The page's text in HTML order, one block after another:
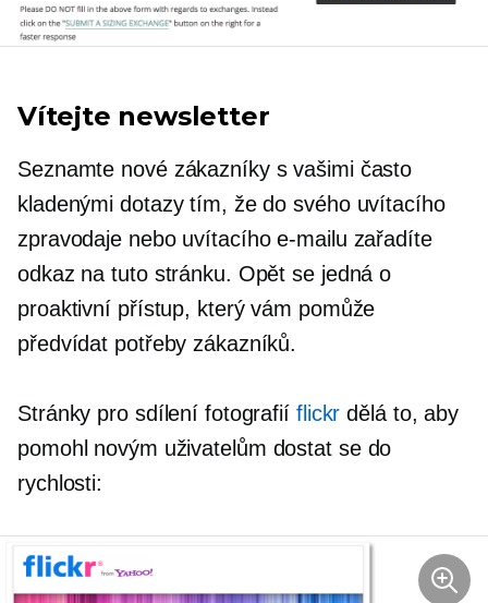
Vítejte newsletter
Seznamte nové zákazníky s vašimi často
kladenými dotazy tím, že do svého uvítacího
zpravodaje nebo uvítacího e-mailu zařadíte
odkaz na tuto stránku. Opět se jedná o
proaktivní přístup, který vám pomůže
předvídat potřeby zákazníků.
Stránky pro sdílení fotografií flickr dělá to, aby
pomohl novým uživatelům dostat se do
rychlosti: